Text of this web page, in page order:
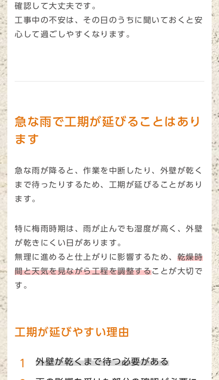
確認して大丈夫です。
工事中の不安は、その日のうちに聞いておくと安
心して過ごしやすくなります。
急な雨で工期が延びることはあり
ます
急な雨が降ると、作業を中断したり、外壁が乾く
まで待ったりするため、工期が延びることがあり
ます。
特に梅雨時期は、雨が止んでも湿度が高く、外壁
が乾きにくい日があります。
無理に進めると仕上がりに影響するため、 乾燥時
間と天気を見ながら工程を調整することが大切で
す。
工期が延びやすい理由
外壁が乾くまで待つ必要がある